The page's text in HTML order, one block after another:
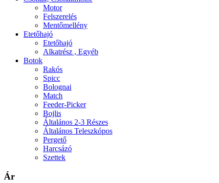
Motor
Felszerelés
Mentőmellény
Etetőhajó
Etetőhajó
Alkatrész , Egyéb
Botok
Rakós
Spicc
Bolognai
Match
Feeder-Picker
Bojlis
Általános 2-3 Részes
Általános Teleszkópos
Pergető
Harcsázó
Szettek
Ár